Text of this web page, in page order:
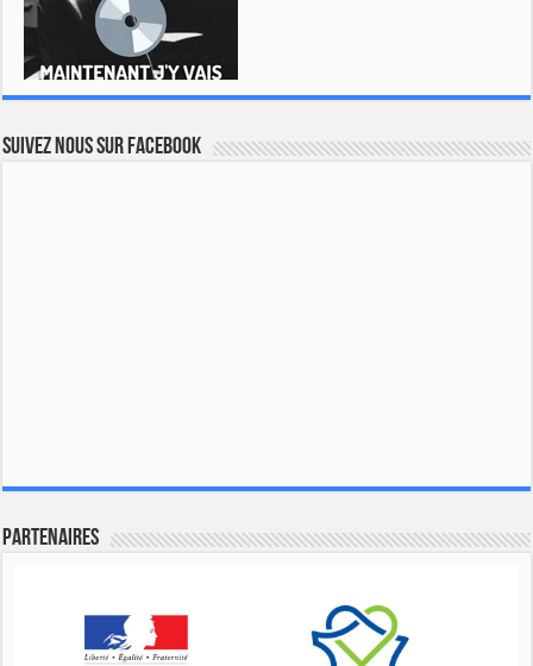
Suivez nous sur Facebook
Partenaires